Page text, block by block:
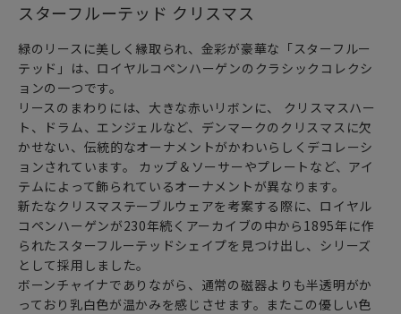
スターフルーテッド クリスマス
緑のリースに美しく縁取られ、金彩が豪華な「スターフルー
テッド」は、ロイヤルコペンハーゲンのクラシックコレクシ
ョンの一つです。
リースのまわりには、大きな赤いリボンに、 クリスマスハー
ト、ドラム、エンジェルなど、デンマークのクリスマスに欠
かせない、伝統的なオーナメントがかわいらしくデコレーシ
ョンされています。 カップ＆ソーサーやプレートなど、アイ
テムによって飾られているオーナメントが異なります。
新たなクリスマステーブルウェアを考案する際に、ロイヤル
コペンハーゲンが230年続くアーカイブの中から1895年に作
られたスターフルーテッドシェイプを見つけ出し、シリーズ
として採用しました。
ボーンチャイナでありながら、通常の磁器よりも半透明がか
っており乳白色が温かみを感じさせます。またこの優しい色